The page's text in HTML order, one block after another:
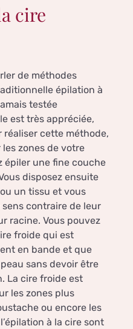
cire
de méthodes
épilation à
testée
est très appréciée,
réaliser cette méthode,
zones de votre
épiler une fine couche
disposez ensuite
un tissu et vous
contraire de leur
racine. Vous pouvez
froide qui est
en bande et que
sans devoir être
La cire froide est
les zones plus
ou encore les
à la cire sont